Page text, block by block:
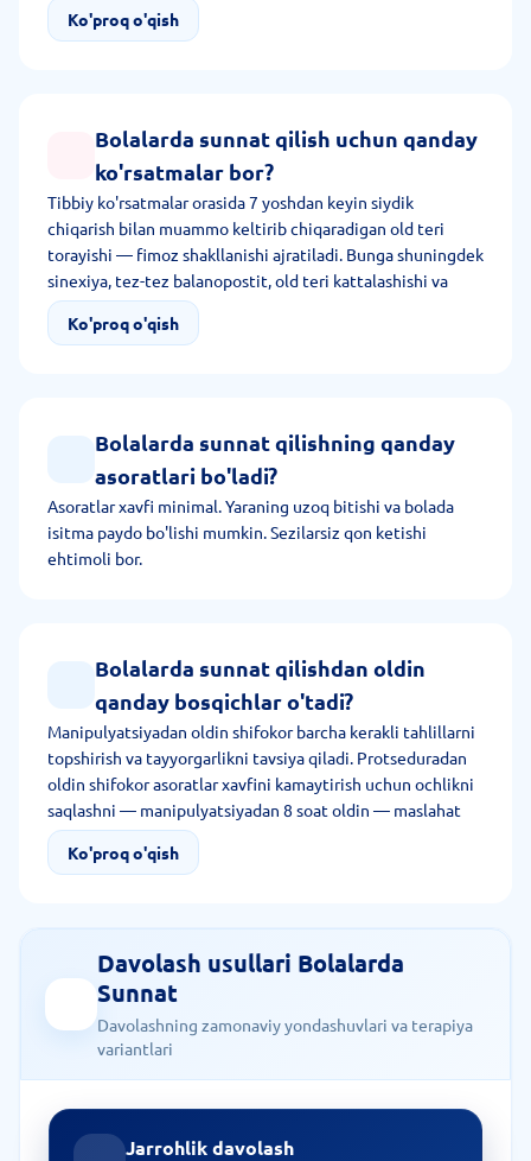
Ko'proq o'qish
Bolalarda sunnat qilish uchun qanday
ko'rsatmalar bor?
Tibbiy ko'rsatmalar orasida 7 yoshdan keyin siydik
chiqarish bilan muammo keltirib chiqaradigan old teri
torayishi — fimoz shakllanishi ajratiladi. Bunga shuningdek
sinexiya, tez-tez balanopostit, old teri kattalashishi va
parafimoz kiradi. Oxirgi holatda zudlik bilan tibbiy yordam
zarur.Ko'proq o'qish
Bolalarda sunnat qilishning qanday
asoratlari bo'ladi?
Asoratlar xavfi minimal. Yaraning uzoq bitishi va bolada
isitma paydo bo'lishi mumkin. Sezilarsiz qon ketishi
ehtimoli bor.
Bolalarda sunnat qilishdan oldin
qanday bosqichlar o'tadi?
Manipulyatsiyadan oldin shifokor barcha kerakli tahlillarni
topshirish va tayyorgarlikni tavsiya qiladi. Protseduradan
oldin shifokor asoratlar xavfini kamaytirish uchun ochlikni
saqlashni — manipulyatsiyadan 8 soat oldin — maslahat
beradi. Aralashuvdan oldingi ertalab u jinsiy a'zoni gigienik
ishlov berishni tavsiya qiladi. Shuningdek, anesteziolog
Ko'proq o'qish
Davolash usullari Bolalarda
Sunnat
Davolashning zamonaviy yondashuvlari va terapiya
variantlari
Jarrohlik davolash